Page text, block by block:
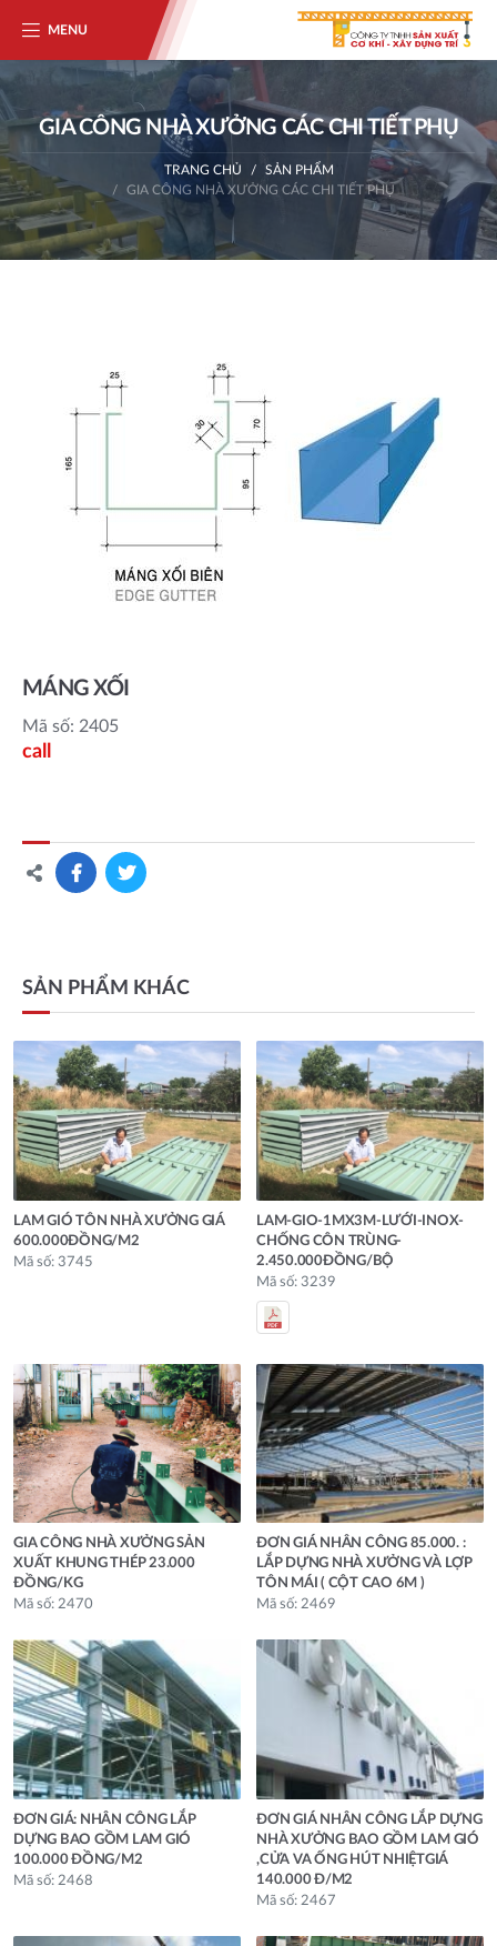
MENU
GIA CÔNG NHÀ XƯỞNG CÁC CHI TIẾT PHỤ
TRANG CHỦ
SẢN PHẨM
GIA CÔNG NHÀ XƯỞNG CÁC CHI TIẾT PHỤ
MÁNG XỐI
Mã số: 2405
call
SẢN PHẨM KHÁC
LAM GIÓ TÔN NHÀ XƯỞNG GIÁ
600.000ĐỒNG/M2
Mã số: 3745
LAM-GIO-1MX3M-LƯỚI-INOX-
CHỐNG CÔN TRÙNG-
2.450.000ĐỒNG/BỘ
Mã số: 3239
GIA CÔNG NHÀ XƯỞNG SẢN
XUẤT KHUNG THÉP 23.000
ĐỒNG/KG
Mã số: 2470
ĐƠN GIÁ NHÂN CÔNG 85.000. :
LẮP DỰNG NHÀ XƯỞNG VÀ LỢP
TÔN MÁI ( CỘT CAO 6M )
Mã số: 2469
ĐƠN GIÁ: NHÂN CÔNG LẮP
DỰNG BAO GỒM LAM GIÓ
100.000 ĐỒNG/M2
Mã số: 2468
ĐƠN GIÁ NHÂN CÔNG LẮP DỰNG
NHÀ XƯỞNG BAO GỒM LAM GIÓ
,CỬA VA ỐNG HÚT NHIỆTGIÁ
140.000 Đ/M2
Mã số: 2467